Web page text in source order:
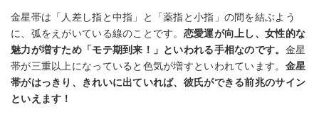
金星帯は「人差し指と中指」と「薬指と小指」の間を結ぶよう
に、弧をえがいている線のことです。 恋愛運が向上し、女性的な
魅力が増すため「モテ期到来！」といわれる手相なのです。 金星
帯が三重以上になっていると色気が増すといわれています。 金星
帯がはっきり、きれいに出ていれば、彼氏ができる前兆のサイン
といえます！